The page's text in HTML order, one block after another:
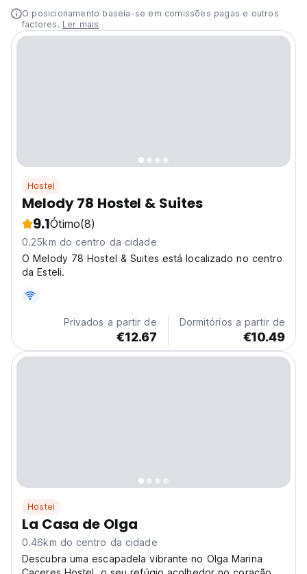
O posicionamento baseia-se em comissões pagas e outros
factores. Ler mais
Hostel
Melody 78 Hostel & Suites
9.1Ótimo(8)
0.25km do centro da cidade
O Melody 78 Hostel & Suites está localizado no centro
da Esteli.
Privados a partir de
€12.67
Dormitórios a partir de
€10.49
Hostel
La Casa de Olga
0.46km do centro da cidade
Descubra uma escapadela vibrante no Olga Marina